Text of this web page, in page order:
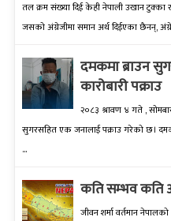
तल क्रम संख्‍या दिई केही नेपाली उखान टुक्‍का
जसको अंग्रेजीमा समान अर्थ दिईएका छैनन्,
दमकमा ब्राउन
कारोबारी पक्राउ
२०८३ श्रावण ४ गते ,
सुगरसहित एक जनालाई पक्राउ गरेको छ।
...
कति सम्भव कति
जीवन शर्मा वर्तमान